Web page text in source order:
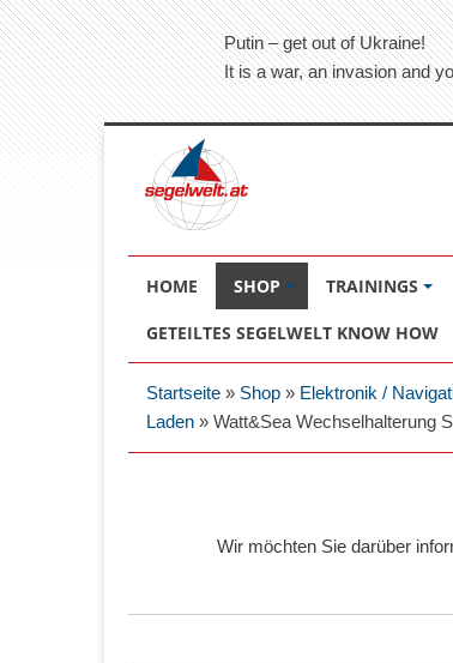
Putin – get out of Ukraine!
It is a war, an invasion and
HOME SHOP TRAININGS
GETEILTES SEGELWELT KNOW HOW
Startseite » Shop » Elektronik /
Laden » Watt&Sea Wechselhalterung
Wir möchten Sie darüber